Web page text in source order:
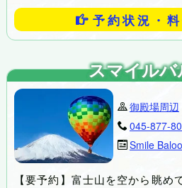
予約状況・
スマイルバ
御殿場周辺
045-877-
Smile
【要予約】富士山を空から眺め